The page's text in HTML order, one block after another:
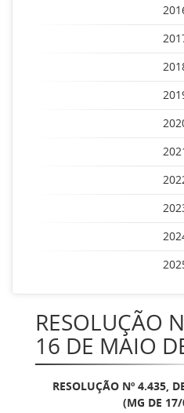
RESOLUÇÃO
16 DE MAIO
RESOLUÇÃO Nº 4.435,
(MG DE